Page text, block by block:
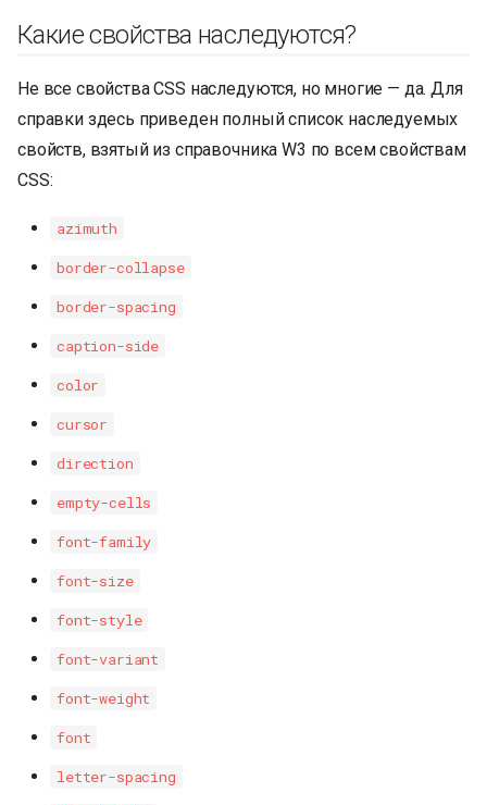
Какие свойства наследуются?
Не все свойства CSS наследуются, но многие — да. Для
справки здесь приведен полный список наследуемых
свойств, взятый из справочника W3 по всем свойствам
CSS:
azimuth
border-collapse
border-spacing
caption-side
color
cursor
direction
empty-cells
font-family
font-size
font-style
font-variant
font-weight
font
letter-spacing